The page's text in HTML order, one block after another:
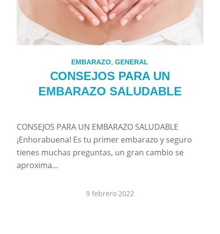
EMBARAZO,GENERAL
CONSEJOS PARA UN
EMBARAZO SALUDABLE
CONSEJOS PARA UN EMBARAZO SALUDABLE
¡Enhorabuena! Es tu primer embarazo y seguro
tienes muchas preguntas, un gran cambio se
aproxima...
9 febrero 2022